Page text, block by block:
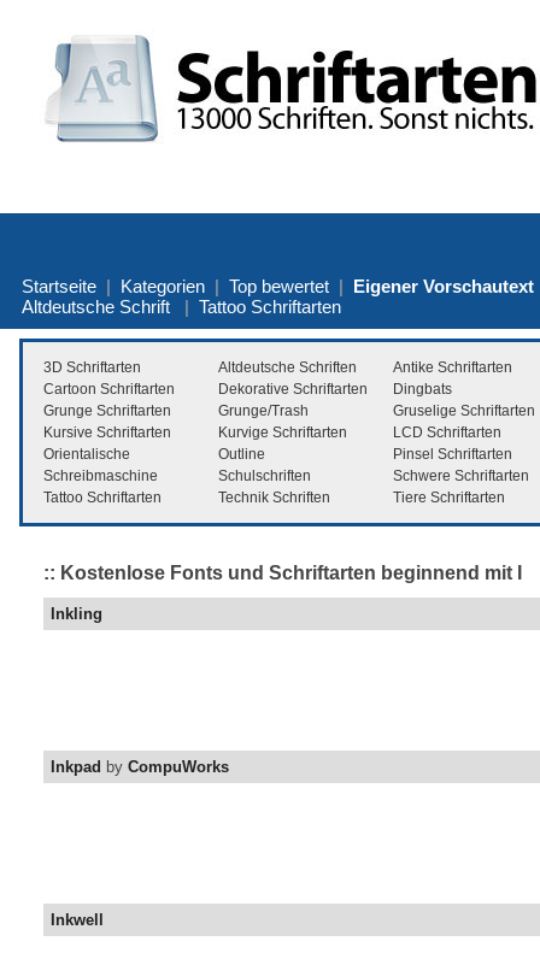
Startseite | Kategorien | Top bewertet | Eigener Vorschautext
Altdeutsche Schrift | Tattoo Schriftarten
3D Schriftarten Altdeutsche Schriften
Antike Schriftarten
Cartoon Schriftarten
Dekorative Schriftarten
Dingbats
Grunge Schriftarten
Grunge/Trash
Gruselige Schriftarten
Kursive Schriftarten
Kurvige Schriftarten
LCD Schriftarten
Orientalische
Outline
Pinsel Schriftarten
Schreibmaschine
Schulschriften
Schwere Schriftarten
Tattoo Schriftarten
Technik Schriften Tiere Schriftarten
:: Kostenlose Fonts und Schriftarten beginnend mit I
Inkling
Inkpad by CompuWorks
Inkwell